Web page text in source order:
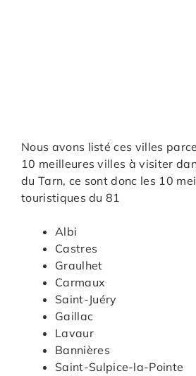
Nous avons listé ces villes
10 meilleures villes à visiter
du Tarn, ce sont donc les 10
touristiques du 81
Albi
Castres
Graulhet
Carmaux
Saint-Juéry
Gaillac
Lavaur
Bannières
Saint-Sulpice-la-Pointe